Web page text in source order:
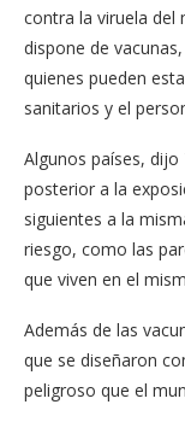
contra la viruela del
dispone de
quienes pueden
sanitarios y el
Algunos países,
posterior a la
siguientes a la
riesgo, como las
que viven en el
Además de las
que se diseñaron
peligroso que el